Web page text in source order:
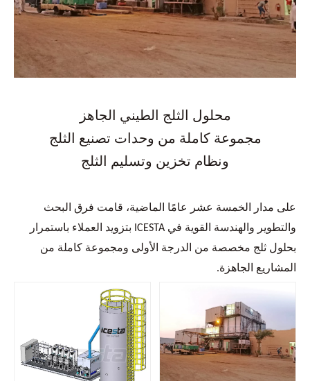
محلول الثلج الطيني الجاهز
مجموعة كاملة من وحدات تصنيع الثلج
ونظام تخزين وتسليم الثلج
على مدار الخمسة عشر عامًا الماضية، قامت فرق البحث
والتطوير والهندسة القوية في ICESTA بتزويد العملاء باستمرار
بحلول ثلج مخصصة من الدرجة الأولى ومجموعة كاملة من
المشاريع الجاهزة.